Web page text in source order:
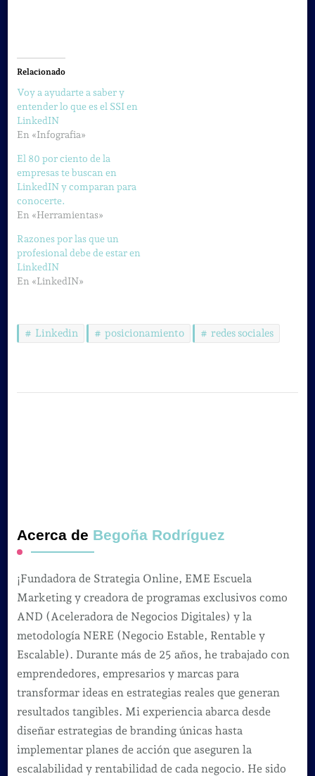
Relacionado
Voy a ayudarte a saber y
entender lo que es el SSI en
LinkedIN
En «Infografia»
El 80 por ciento de la
empresas te buscan en
LinkedIN y comparan para
conocerte.
En «Herramientas»
Razones por las que un
profesional debe de estar en
LinkedIN
En «LinkedIN»
Linkedin posicionamiento redes sociales
Acerca de Begoña Rodríguez
¡Fundadora de Strategia Online, EME Escuela
Marketing y creadora de programas exclusivos como
AND (Aceleradora de Negocios Digitales) y la
metodología NERE (Negocio Estable, Rentable y
Escalable). Durante más de 25 años, he trabajado con
emprendedores, empresarios y marcas para
transformar ideas en estrategias reales que generan
resultados tangibles. Mi experiencia abarca desde
diseñar estrategias de branding únicas hasta
implementar planes de acción que aseguren la
escalabilidad y rentabilidad de cada negocio. He sido